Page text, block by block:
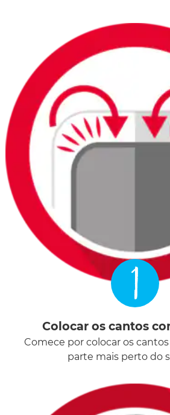
1
Colocar os cantos
Comece por colocar os
parte mais perto do